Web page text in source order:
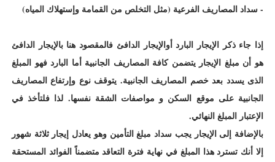
- سداد المصاريف الفرعية (مثل التخلص من القمامة وإستهلاك المياه)
إذا جاء ذكر الإيجار البارد أوالإيجار الدافئ فالمقصود هنا بالإيجار الدافئ
هو أن مبلغ الإيجار يتضمن كافة المصاريف الجانبية أما البارد فهو المبلغ
الذى يسدد بعد خصم المصاريف الجانبية. يتوقف نوع وإرتفاع المصاريف
الجانبية على موقع السكن و مواصفات الشقة نفسها. لذا فلتأخذ في
الإعتبار المبلغ النهائي.
بالإضافة إلى الإيجار يجب سداد مبلغ التأمين وهو يعادل إيجار ثلاثة شهور
إلا أنك تسترد هذا المبلغ في نهاية فترة التعاقد متضمناً الفوائد المستحقة